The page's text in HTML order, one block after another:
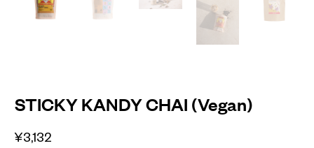
STICKY KANDY CHAI (Vegan)
¥3,132